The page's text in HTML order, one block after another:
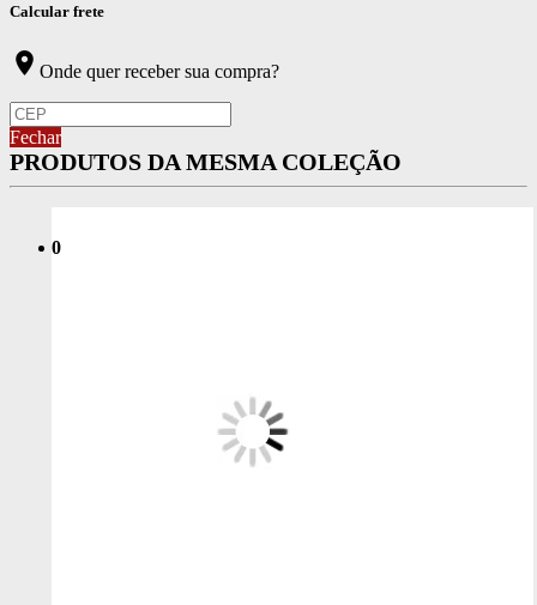
Calcular frete
location_on Onde quer receber sua compra?
Fechar
PRODUTOS DA MESMA COLEÇÃO
0